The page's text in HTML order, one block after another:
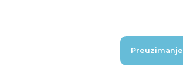
Preuzimanje